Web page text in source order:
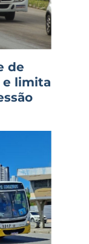
de
e limita